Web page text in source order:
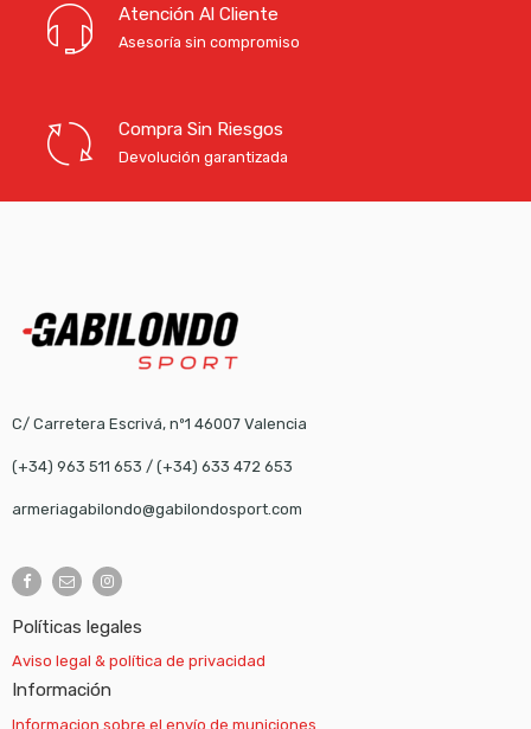
Atención Al Cliente
Asesoría sin compromiso
Compra Sin Riesgos
Devolución garantizada
C/ Carretera Escrivá, nº1 46007 Valencia
(+34) 963 511 653 / (+34) 633 472 653
armeriagabilondo@gabilondosport.com
Políticas legales
Aviso legal & política de privacidad
Información
Informacion sobre el envío de municiones